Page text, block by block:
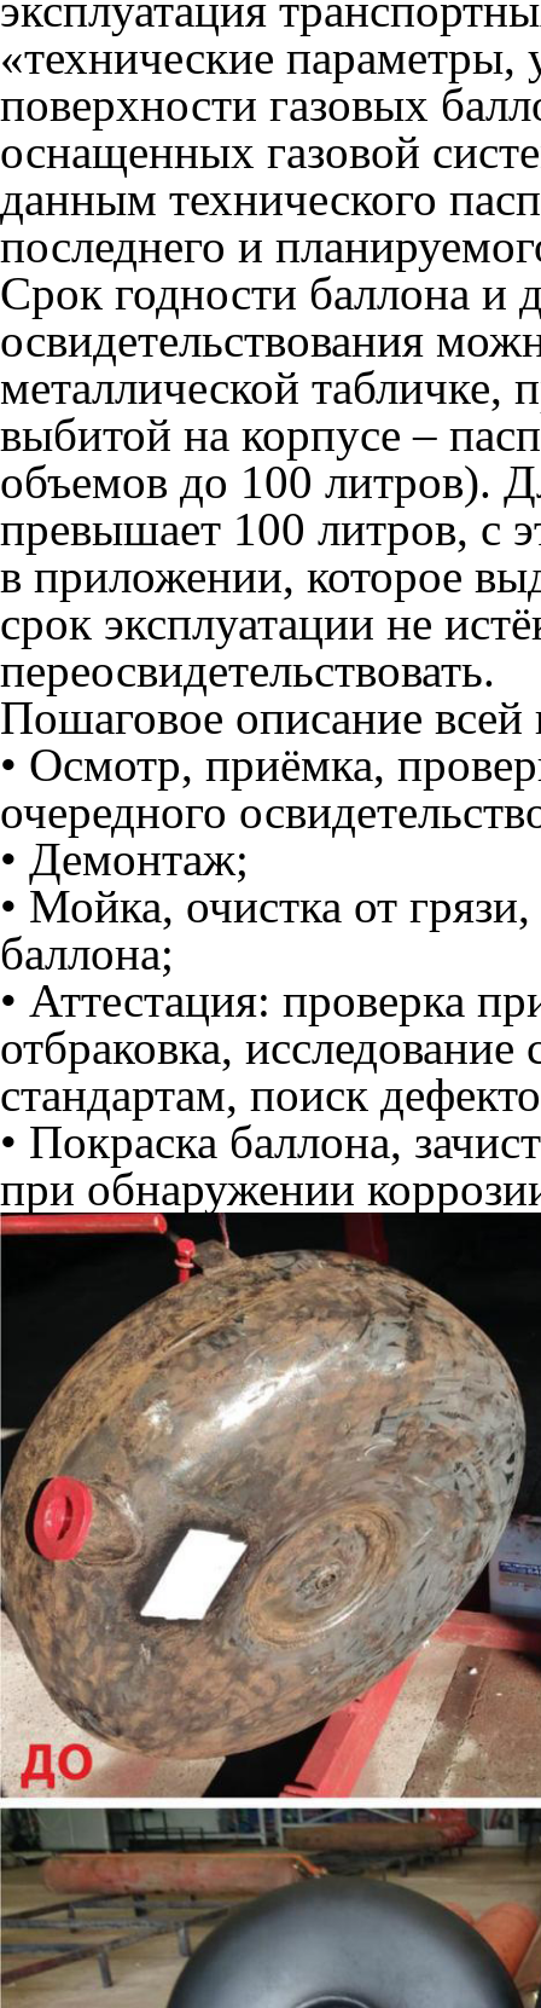
«технические
поверхности газовых
оснащенных газовой
данным технического
последнего и
Срок годности баллона и
освидетельствования
металлической табличке,
выбитой на корпусе –
объемов до 100 литров).
превышает 100 литров, с
в приложении, которое
срок эксплуатации не
переосвидетельствовать.
Пошаговое описание
• Осмотр, приёмка,
очередного
• Демонтаж;
• Мойка, очистка от грязи,
баллона;
• Аттестация: проверка
отбраковка,
стандартам, поиск
• Покраска баллона,
при обнаружении